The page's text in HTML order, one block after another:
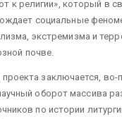
к религии», который в
социальные
экстремизма и
почве.
проекта заключается,
оборот массива
по истории